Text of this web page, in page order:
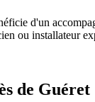
d'un
ou installateur
de Guéret